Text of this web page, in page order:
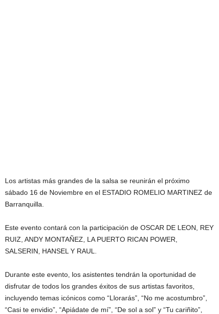
Los artistas más grandes de la salsa se reunirán el próximo
sábado 16 de Noviembre en el ESTADIO ROMELIO MARTINEZ de
Barranquilla.
Este evento contará con la participación de OSCAR DE LEON, REY
RUIZ, ANDY MONTAÑEZ, LA PUERTO RICAN POWER,
SALSERIN, HANSEL Y RAUL.
Durante este evento, los asistentes tendrán la oportunidad de
disfrutar de todos los grandes éxitos de sus artistas favoritos,
incluyendo temas icónicos como “Llorarás”, “No me acostumbro”,
“Casi te envidio”, “Apiádate de mí”, “De sol a sol” y “Tu cariñito”,